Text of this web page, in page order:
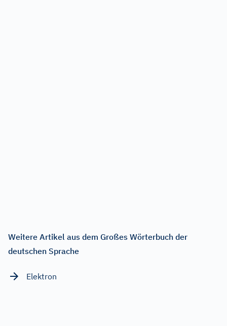
Weitere Artikel aus dem Großes Wörterbuch der
deutschen Sprache
Elektron